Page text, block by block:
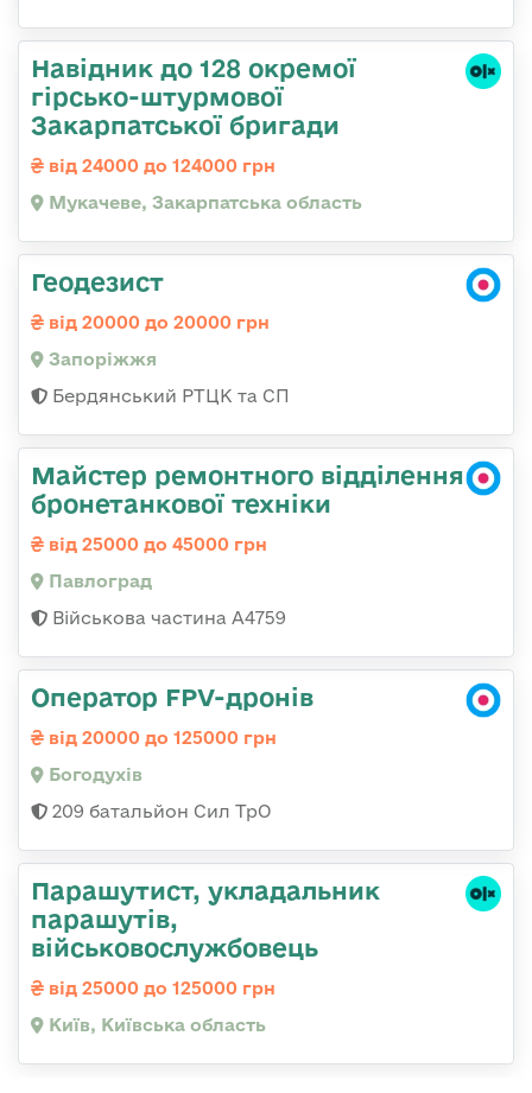
Навідник до 128 окремої
гірсько-штурмової
Закарпатської бригади
від 24000 до 124000 грн
Мукачеве, Закарпатська область
Геодезист
від 20000 до 20000 грн
Запоріжжя
Бердянський РТЦК та СП
Майстер ремонтного відділення
бронетанкової техніки
від 25000 до 45000 грн
Павлоград
Військова частина А4759
Оператор FPV-дронів
від 20000 до 125000 грн
Богодухів
209 батальйон Сил ТрО
Парашутист, укладальник
парашутів,
військовослужбовець
від 25000 до 125000 грн
Київ, Київська область